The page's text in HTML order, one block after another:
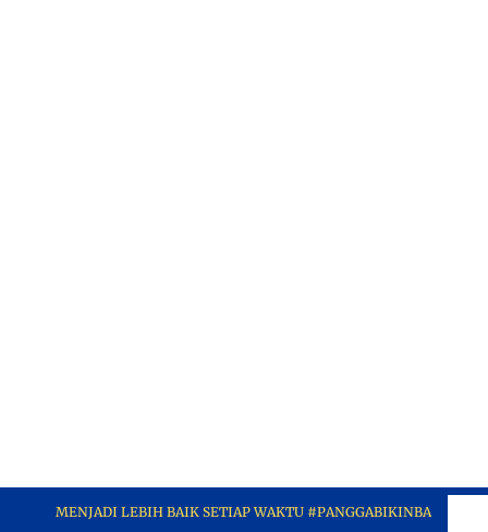
MENJADI LEBIH BAIK SETIAP WAKTU #PANGGABIKINBANGGA